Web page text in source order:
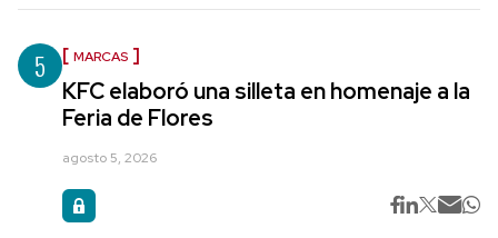
5 MARCAS
KFC elaboró una silleta en homenaje a la
Feria de Flores
agosto 5, 2026